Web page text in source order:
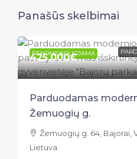
Panašūs skelbimai
REKOMENDUOJAMA
425.000€
Parduodamas
Žemuogių g.
Žemuogių g. 64, Bajorai,
Lietuva